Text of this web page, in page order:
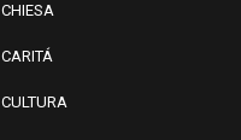
CHIESA
CARITÁ
CULTURA